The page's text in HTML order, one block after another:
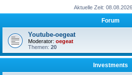
Aktuelle Zeit:
Forum
Youtube-oegeat
Moderator: oegeat
Themen: 20
Investments